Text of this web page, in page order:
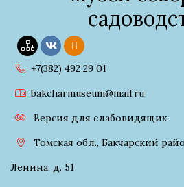
+7(382) 492 29 01
bakcharmuseum@mail.ru
Версия для слабовидящих
Томская обл., Бакчарский
Ленина, д. 51